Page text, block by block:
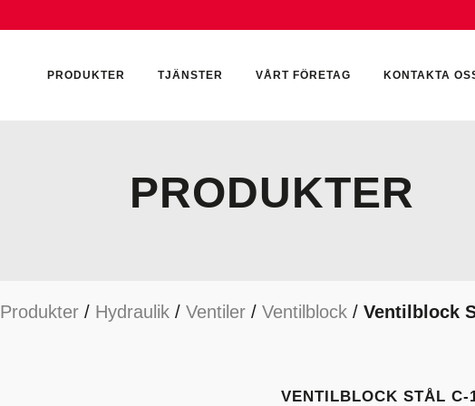
PRODUKTER
HYDRAULIKTILLBEHÖR HYDRAULMOTORER
TJÄNSTER VÅRT FÖRETAG KONTAKTA
PRODUKTER
Produkter/ Hydraulik/ Ventiler/ Ventilblock/ Ventilblock
VENTILBLOCK STÅL C-